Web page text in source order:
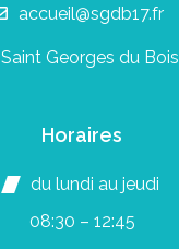
accueil@sgdb17.fr
Saint Georges du Bois
Horaires
du lundi au jeudi
08:30 – 12:45